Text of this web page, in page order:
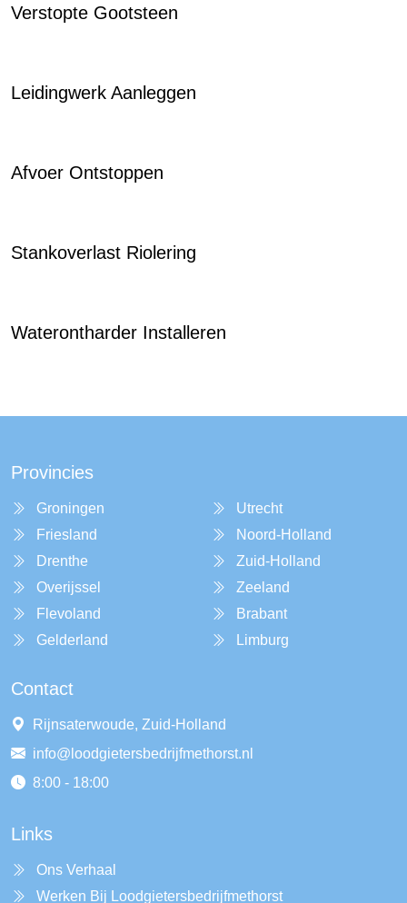
Verstopte Gootsteen
Leidingwerk Aanleggen
Afvoer Ontstoppen
Stankoverlast Riolering
Waterontharder Installeren
Provincies
Groningen
Friesland
Drenthe
Overijssel
Flevoland
Gelderland
Utrecht
Noord-Holland
Zuid-Holland
Zeeland
Brabant
Limburg
Contact
Rijnsaterwoude, Zuid-Holland
info@loodgietersbedrijfmethorst.nl
8:00 - 18:00
Links
Ons Verhaal
Werken Bij Loodgietersbedrijfmethorst